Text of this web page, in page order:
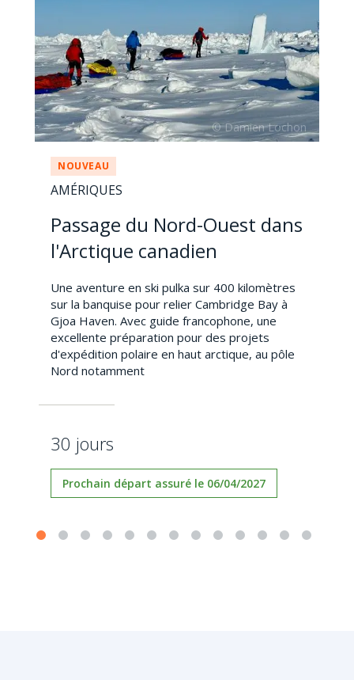
NOUVEAU
AMÉRIQUES
Passage du Nord-Ouest dans
l'Arctique canadien
Une aventure en ski pulka sur 400 kilomètres
sur la banquise pour relier Cambridge Bay à
Gjoa Haven. Avec guide francophone, une
excellente préparation pour des projets
d'expédition polaire en haut arctique, au pôle
Nord notamment
30 jours
Prochain départ assuré le 06/04/2027